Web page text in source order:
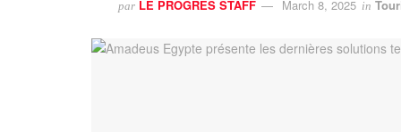
par LE PROGRES STAFF March 8, 2025 in